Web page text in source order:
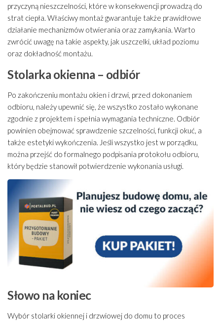
przyczyną nieszczelności, które w konsekwencji prowadzą do
strat ciepła. Właściwy montaż gwarantuje także prawidłowe
działanie mechanizmów otwierania oraz zamykania. Warto
zwrócić uwagę na takie aspekty, jak uszczelki, układ poziomu
oraz dokładność montażu.
Stolarka okienna – odbiór
Po zakończeniu montażu okien i drzwi, przed dokonaniem
odbioru, należy upewnić się, że wszystko zostało wykonane
zgodnie z projektem i spełnia wymagania techniczne. Odbiór
powinien obejmować sprawdzenie szczelności, funkcji okuć, a
także estetyki wykończenia. Jeśli wszystko jest w porządku,
można przejść do formalnego podpisania protokołu odbioru,
który będzie stanowił potwierdzenie wykonania usługi.
Słowo na koniec
Wybór stolarki okiennej i drzwiowej do domu to proces